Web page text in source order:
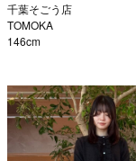
千葉そごう店
TOMOKA
146cm